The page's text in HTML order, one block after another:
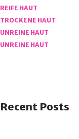
REIFE HAUT
TROCKENE HAUT
UNREINE HAUT
UNREINE HAUT
Recent Posts